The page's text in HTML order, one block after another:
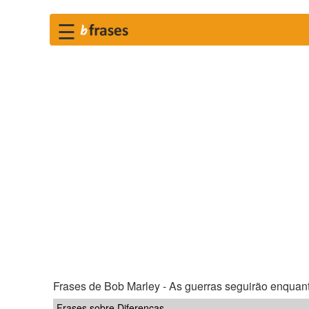
☰
Frases de Bob Marley - As guerras seguirão